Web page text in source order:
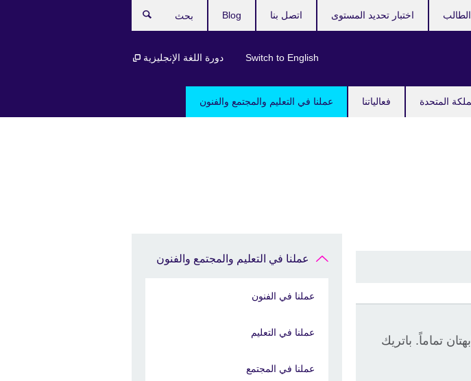
المتحدة فعالياتنا عملنا في التعليم والمجتمع والفنون
Switch to English دورة اللغة الإنجليزية
الطالب اختبار تحديد المستوى اتصل بنا Blog
تماماً. باتريك
عملنا في التعليم والمجتمع والفنون
عملنا في الفنون
عملنا في التعليم
عملنا في المجتمع